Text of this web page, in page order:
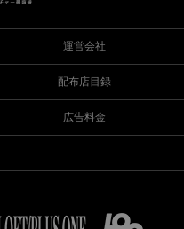
運営会社
配布店目録
広告料金